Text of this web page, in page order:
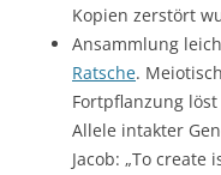
Kopien zerstört
Ansammlung
Ratsche.
Fortpflanzung
Allele intakter
Jacob: „To